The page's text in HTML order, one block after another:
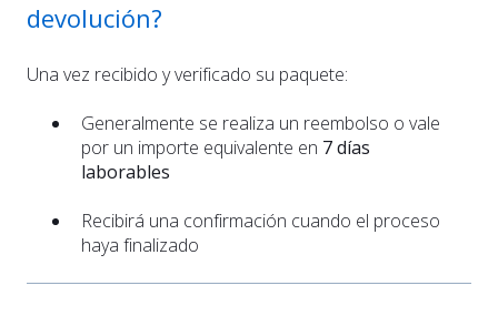
devolución?
Una vez recibido y verificado su paquete:
Generalmente se realiza un reembolso o vale
por un importe equivalente en 7 días
laborables
Recibirá una confirmación cuando el proceso
haya finalizado